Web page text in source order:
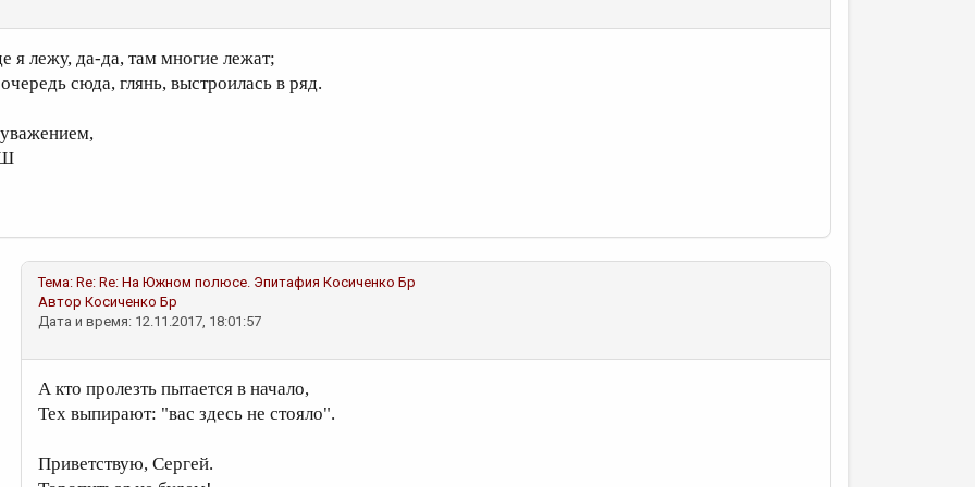
я лежу, да-да, там многие лежат;
сюда, глянь, выстроилась в ряд.
Тема: Re: Re: На Южном полюсе. Эпитафия Косиченко Бр
Автор Косиченко Бр
Дата и время: 12.11.2017, 18:01:57
А кто пролезть пытается в начало,
Тех выпирают: "вас здесь не стояло".
Приветствую, Сергей.